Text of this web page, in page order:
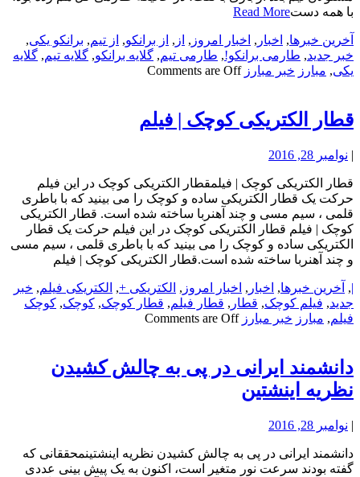
با همه دستRead More
آخرین خبرها, اخبار , اخبار امروز , از , از برانکو, از تیم, برانکو یکی,
خبر جدید, طارمی برانکو!, طارمی تیم, گلایه برانکو, گلایه تیم, گلایه
یکی, مبارز خبر مبارز Comments are Off
قطار الکتریکی کوچک | فیلم
| نوامبر 28, 2016
قطار الکتریکی کوچک | فیلمقطار الکتریکی کوچک در این فیلم
حرکت یک قطار الکتریکی ساده و کوچک را می بینید که با باطری
قلمی ، سیم مسی و چند آهنربا ساخته شده است. قطار الکتریکی
کوچک | فیلم قطار الکتریکی کوچک در این فیلم حرکت یک قطار
الکتریکی ساده و کوچک را می بینید که با باطری قلمی ، سیم مسی
و چند آهنربا ساخته شده است.قطار الکتریکی کوچک | فیلم
|
, آخرین خبرها, اخبار , اخبار امروز , الکتریکی +, الکتریکی فیلم, خبر
جدید, فیلم کوچک, قطار , قطار فیلم, قطار کوچک, کوچک, کوچک
فیلم, مبارز خبر مبارز Comments are Off
دانشمند ایرانی در پی به چالش کشیدن
نظریه اینشتین
| نوامبر 28, 2016
دانشمند ایرانی در پی به چالش کشیدن نظریه اینشتینمحققانی که
گفته بودند سرعت نور متغیر است، اکنون به یک پیش بینی عددی